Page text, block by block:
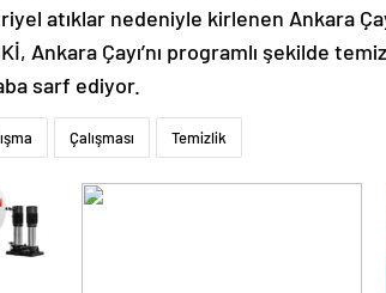
atıklar nedeniyle kirlenen Ankara
Ankara Çayı’nı programlı şekilde
sarf ediyor.
Çalışması Temizlik